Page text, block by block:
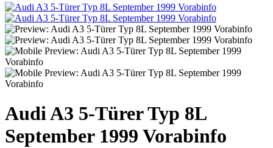
Audi A3 5-Türer Typ 8L
September 1999 Vorabinfo